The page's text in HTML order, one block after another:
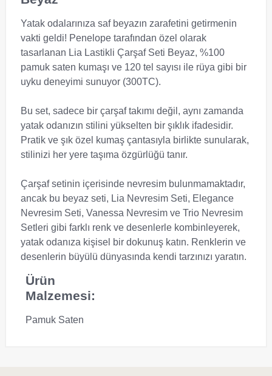
Yatak odalarınıza saf beyazın zarafetini getirmenin
vakti geldi! Penelope tarafından özel olarak
tasarlanan Lia Lastikli Çarşaf Seti Beyaz, %100
pamuk saten kumaşı ve 120 tel sayısı ile rüya gibi bir
uyku deneyimi sunuyor (300TC).
Bu set, sadece bir çarşaf takımı değil, aynı zamanda
yatak odanızın stilini yükselten bir şıklık ifadesidir.
Pratik ve şık özel kumaş çantasıyla birlikte sunularak,
stilinizi her yere taşıma özgürlüğü tanır.
Çarşaf setinin içerisinde nevresim bulunmamaktadır,
ancak bu beyaz seti, Lia Nevresim Seti, Elegance
Nevresim Seti, Vanessa Nevresim ve Trio Nevresim
Setleri gibi farklı renk ve desenlerle kombinleyerek,
yatak odanıza kişisel bir dokunuş katın. Renklerin ve
desenlerin büyülü dünyasında kendi tarzınızı yaratın.
Ürün
Malzemesi:
Pamuk Saten